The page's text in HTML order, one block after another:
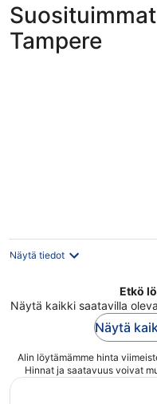
Tampere
Näytä tiedot
Etkö
Näytä kaikki saatavilla
Näytä
Alin löytämämme hinta
Hinnat ja saatavuus voivat